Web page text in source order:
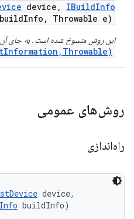
device , IBuildInfo
buildInfo , Throwable e)
این روش منسوخ شده است. به جای آن
روش‌های عمومی
راه‌اندازی
device,
buildInfo)